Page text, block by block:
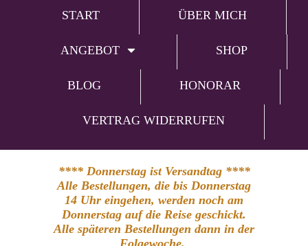
START ÜBER MICH
ANGEBOT SHOP
BLOG HONORAR
VERTRAG WIDERRUFEN
**** Donnerstag ist Versandtag ****
Alle Bestellungen, die bis Donnerstag
14 Uhr eingehen, werden noch am
Donnerstag auf die Reise geschickt.
Alle späteren Bestellungen dann in der
Folgewoche.